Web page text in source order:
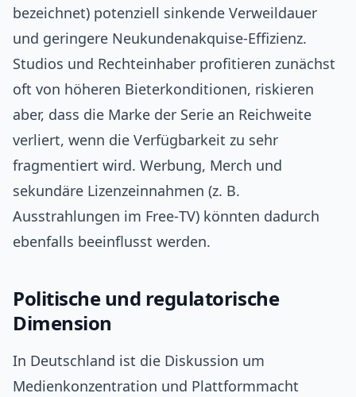
bezeichnet) potenziell sinkende Verweildauer
und geringere Neukundenakquise‑Effizienz.
Studios und Rechteinhaber profitieren zunächst
oft von höheren Bieterkonditionen, riskieren
aber, dass die Marke der Serie an Reichweite
verliert, wenn die Verfügbarkeit zu sehr
fragmentiert wird. Werbung, Merch und
sekundäre Lizenzeinnahmen (z. B.
Ausstrahlungen im Free‑TV) könnten dadurch
ebenfalls beeinflusst werden.
Politische und regulatorische
Dimension
In Deutschland ist die Diskussion um
Medienkonzentration und Plattformmacht